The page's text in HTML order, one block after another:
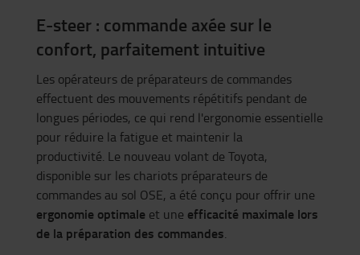
E-steer : commande axée sur le
confort, parfaitement intuitive
Les opérateurs de préparateurs de commandes
effectuent des mouvements répétitifs pendant de
longues périodes, ce qui rend l'ergonomie essentielle
pour réduire la fatigue et maintenir la
productivité. Le nouveau volant de Toyota,
disponible sur les chariots préparateurs de
commandes au sol OSE, a été conçu pour offrir une
ergonomie optimale et une efficacité maximale lors
de la préparation des commandes.